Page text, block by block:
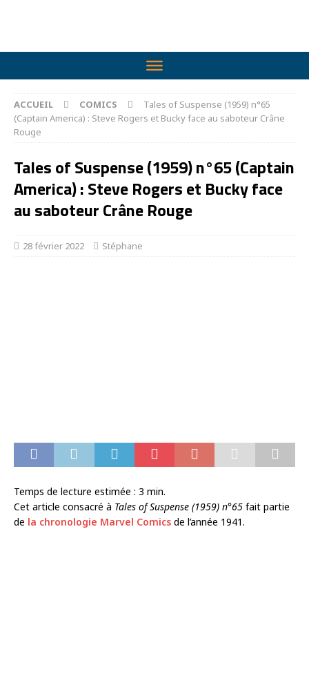
ACCUEIL COMICS
Tales of Suspense (1959) n°65
(Captain America) : Steve Rogers et Bucky face au saboteur Crâne
Rouge
Tales of Suspense (1959) n°65 (Captain
America) : Steve Rogers et Bucky face
au saboteur Crâne Rouge
28 février 2022 Stéphane
Temps de lecture estimée : 3 min.
Cet article consacré à Tales of Suspense (1959) n°65 fait partie
de la chronologie Marvel Comics de l’année 1941.